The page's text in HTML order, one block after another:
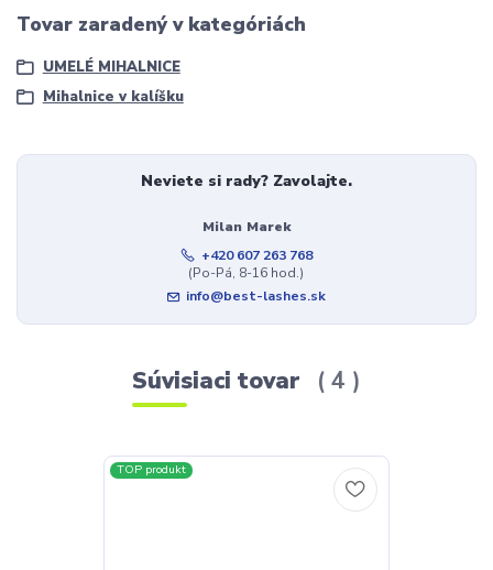
Tovar zaradený v kategóriách
UMELÉ MIHALNICE
Mihalnice v kalíšku
Neviete si rady? Zavolajte.
Milan Marek
+420 607 263 768
(Po-Pá, 8-16 hod.)
info@best-lashes.sk
Súvisiaci tovar 4
TOP produkt